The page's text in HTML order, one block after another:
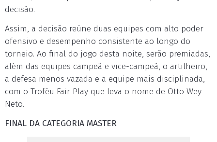
decisão.
Assim, a decisão reúne duas equipes com alto poder
ofensivo e desempenho consistente ao longo do
torneio. Ao final do jogo desta noite, serão premiadas,
além das equipes campeã e vice-campeã, o artilheiro,
a defesa menos vazada e a equipe mais disciplinada,
com o Troféu Fair Play que leva o nome de Otto Wey
Neto.
FINAL DA CATEGORIA MASTER